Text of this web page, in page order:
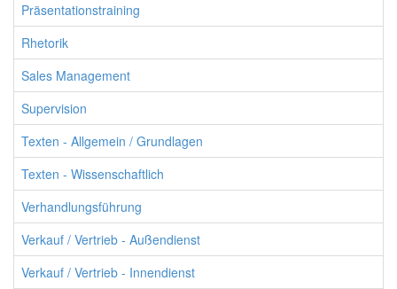
Präsentationstraining
Rhetorik
Sales Management
Supervision
Texten - Allgemein / Grundlagen
Texten - Wissenschaftlich
Verhandlungsführung
Verkauf / Vertrieb - Außendienst
Verkauf / Vertrieb - Innendienst